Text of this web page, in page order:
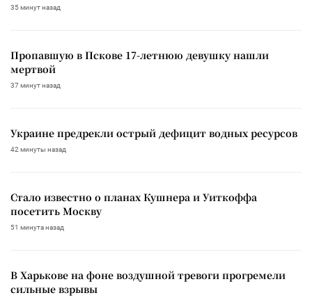
35 минут назад
Пропавшую в Пскове 17-летнюю девушку нашли
мертвой
37 минут назад
Украине предрекли острый дефицит водных ресурсов
42 минуты назад
Стало известно о планах Кушнера и Уиткоффа
посетить Москву
51 минута назад
В Харькове на фоне воздушной тревоги прогремели
сильные взрывы